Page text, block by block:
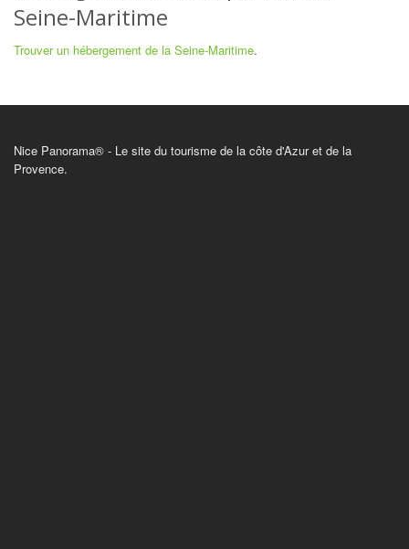
Seine-Maritime
Trouver un hébergement de la Seine-Maritime.
Nice Panorama® - Le site du tourisme de la côte d'Azur et de la
Provence.